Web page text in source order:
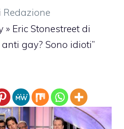
Redazione
» Eric Stonestreet di
gay? Sono idioti”